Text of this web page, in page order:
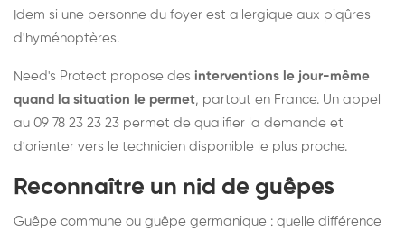
Idem si une personne du foyer est allergique aux piqûres
d'hyménoptères.
Need's Protect propose des interventions le jour-même
quand la situation le permet, partout en France. Un appel
au 09 78 23 23 23 permet de qualifier la demande et
d'orienter vers le technicien disponible le plus proche.
Reconnaître un nid de guêpes
Guêpe commune ou guêpe germanique : quelle différence